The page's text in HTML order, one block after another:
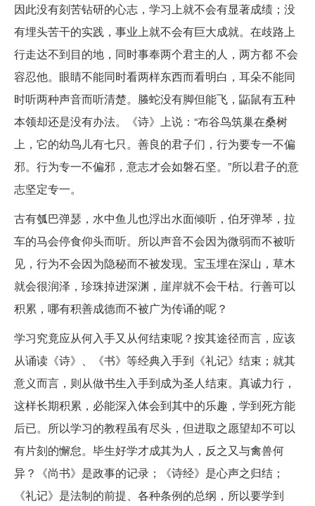
因此没有刻苦钻研的心志，学习上就不会有显著成绩；没
有埋头苦干的实践，事业上就不会有巨大成就。在歧路上
行走达不到目的地，同时事奉两个君主的人，两方都 不会
容忍他。眼睛不能同时看两样东西而看明白，耳朵不能同
时听两种声音而听清楚。螣蛇没有脚但能飞，鼫鼠有五种
本领却还是没有办法。《诗》上说：“布谷鸟筑巢在桑树
上，它的幼鸟儿有七只。善良的君子们，行为要专一不偏
邪。行为专一不偏邪，意志才会如磐石坚。”所以君子的意
志坚定专一。
古有瓠巴弹瑟，水中鱼儿也浮出水面倾听，伯牙弹琴，拉
车的马会停食仰头而听。所以声音不会因为微弱而不被听
见，行为不会因为隐秘而不被发现。宝玉埋在深山，草木
就会很润泽，珍珠掉进深渊，崖岸就不会干枯。行善可以
积累，哪有积善成德而不被广为传诵的呢？
学习究竟应从何入手又从何结束呢？按其途径而言，应该
从诵读《诗》、《书》等经典入手到《礼记》结束；就其
意义而言，则从做书生入手到成为圣人结束。真诚力行，
这样长期积累，必能深入体会到其中的乐趣，学到死方能
后已。所以学习的教程虽有尽头，但进取之愿望却不可以
有片刻的懈怠。毕生好学才成其为人，反之又与禽兽何
异？《尚书》是政事的记录；《诗经》是心声之归结；
《礼记》是法制的前提、各种条例的总纲，所以要学到